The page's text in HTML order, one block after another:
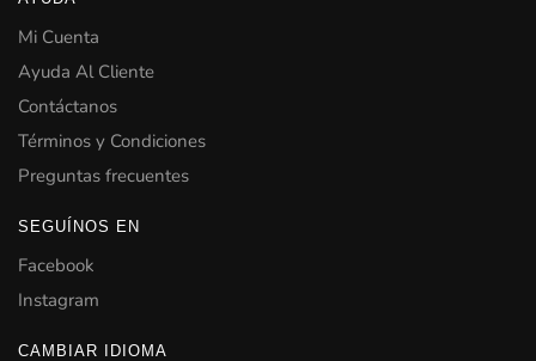
Mi Cuenta
Ayuda Al Cliente
Contáctanos
Términos y Condiciones
Preguntas frecuentes
SEGUÍNOS EN
Facebook
Instagram
CAMBIAR IDIOMA